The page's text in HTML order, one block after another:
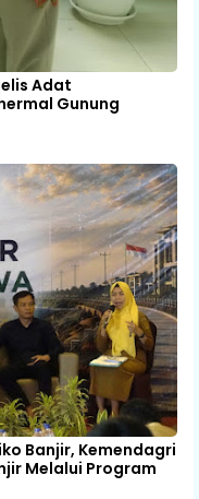
Adat
Gunung
Banjir, Kemendagri
Melalui Program